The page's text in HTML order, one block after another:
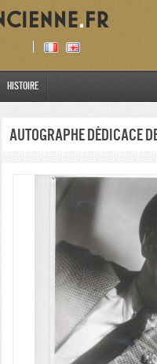
Histoire
Autographe Dédicace de